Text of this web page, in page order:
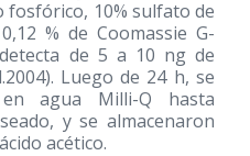
fosfórico, 10% sulfato de
% de Coomassie G-
de 5 a 10 ng de
Luego de 24 h, se
agua Milli-Q hasta
y se almacenaron
acético.